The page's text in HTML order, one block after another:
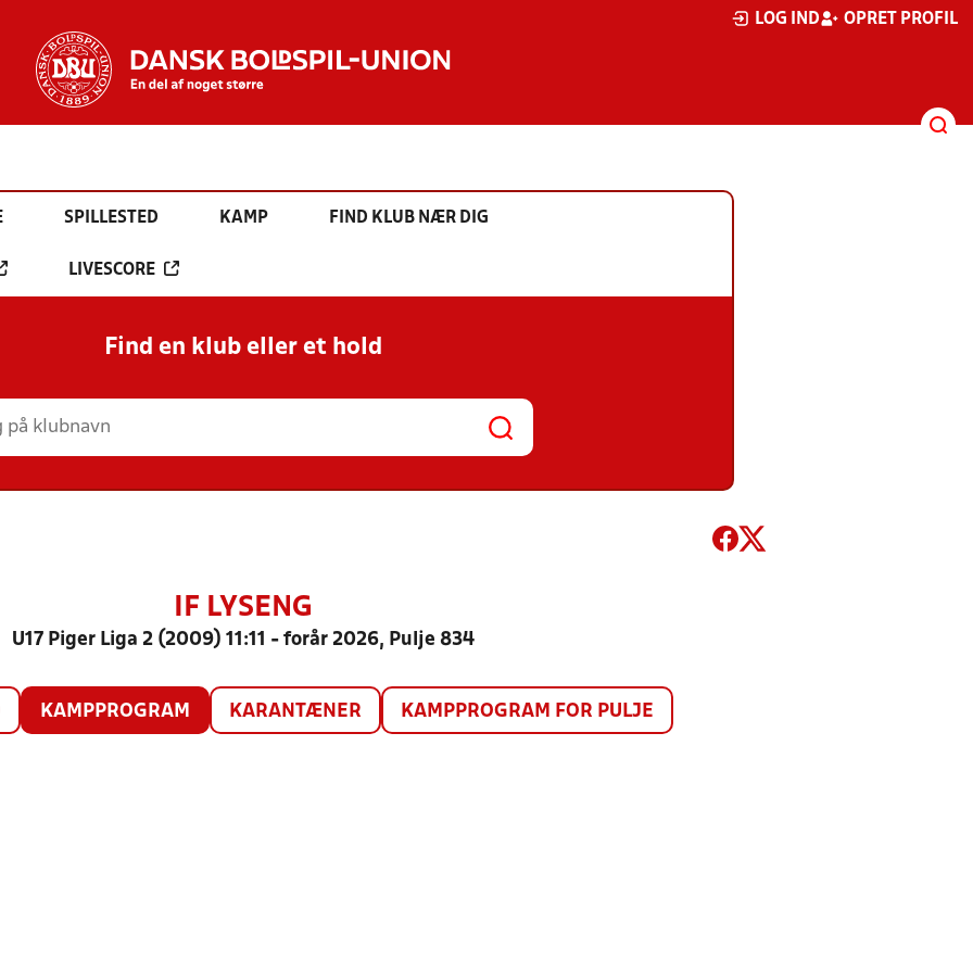
LOG IND OPRET PROFIL
SPILLESTED KAMP FIND KLUB NÆR DIG
LIVESCORE
Find en klub eller et hold
IF LYSENG
U17 Piger Liga 2 (2009) 11:11 - forår 2026, Pulje 834
KAMPPROGRAM KARANTÆNER KAMPPROGRAM FOR PULJE